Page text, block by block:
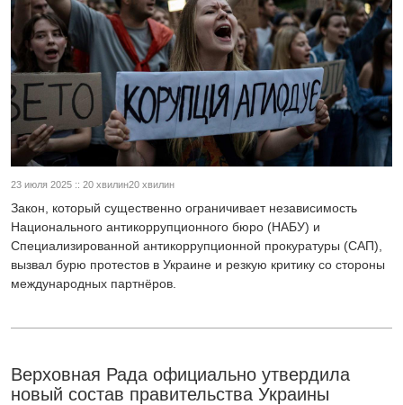
23 июля 2025 :: 20 хвилин20 хвилин
Закон, который существенно ограничивает независимость
Национального антикоррупционного бюро (НАБУ) и
Специализированной антикоррупционной прокуратуры (САП),
вызвал бурю протестов в Украине и резкую критику со стороны
международных партнёров.
Верховная Рада официально утвердила
новый состав правительства Украины